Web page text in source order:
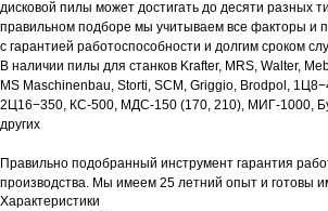
дисковой пилы может достигать до десяти разных
правильном подборе мы учитываем все факторы и
с гарантией работоспособности и долгим сроком
В наличии пилы для станков Krafter, MRS, Walter,
MS Maschinenbau, Storti, SCM, Griggio, Brodpol,
2Ц16−350, КС-500, МДС-150 (170, 210), МИГ-1000,
других
Правильно подобранный инструмент гарантия
производства. Мы имеем 25 летний опыт и готовы
Характеристики